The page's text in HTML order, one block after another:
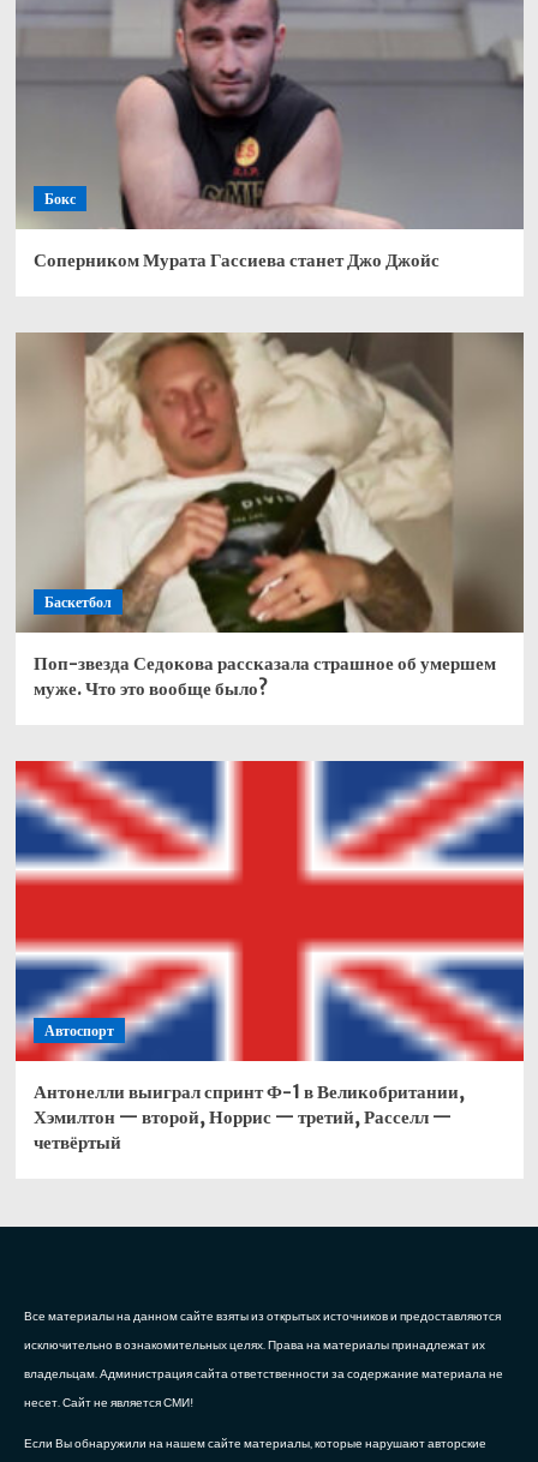
Бокс
Соперником Мурата Гассиева станет Джо Джойс
Баскетбол
Поп-звезда Седокова рассказала страшное об умершем
муже. Что это вообще было?
Автоспорт
Антонелли выиграл спринт Ф-1 в Великобритании,
Хэмилтон — второй, Норрис — третий, Расселл —
четвёртый
Все материалы на данном сайте взяты из открытых источников и предоставляются
исключительно в ознакомительных целях. Права на материалы принадлежат их
владельцам. Администрация сайта ответственности за содержание материала не
несет. Сайт не является СМИ!
Если Вы обнаружили на нашем сайте материалы, которые нарушают авторские